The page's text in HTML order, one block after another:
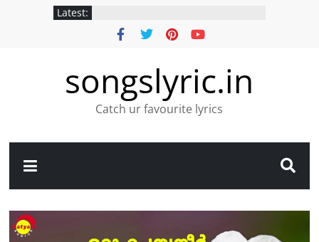
Latest:
songslyric.in
Catch ur favourite lyrics